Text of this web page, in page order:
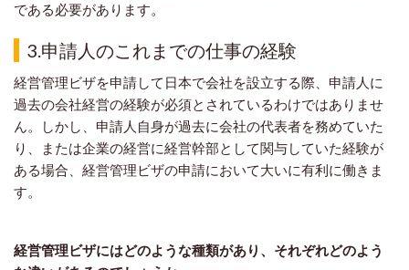
である必要があります。
3.申請人のこれまでの仕事の経験
経営管理ビザを申請して日本で会社を設立する際、申請人に
過去の会社経営の経験が必須とされているわけではありませ
ん。しかし、申請人自身が過去に会社の代表者を務めていた
り、または企業の経営に経営幹部として関与していた経験が
ある場合、経営管理ビザの申請において大いに有利に働きま
す。
経営管理ビザにはどのような種類があり、それぞれどのよう